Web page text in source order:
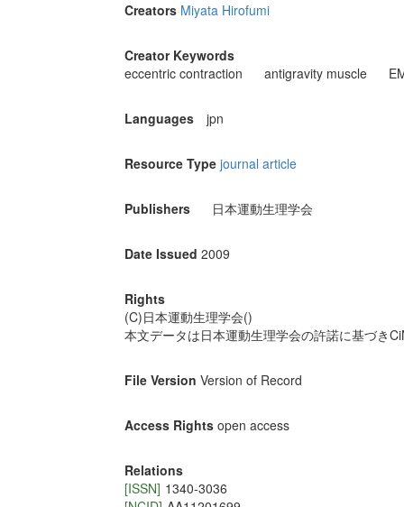
Creators Miyata Hirofumi
Creator Keywords
eccentric contraction
antigravity muscle
Languages jpn
Resource Type journal article
Publishers 日本運動生理学会
Date Issued 2009
Rights
(C)日本運動生理学会()
本文データは日本運動生理学会の許諾に基づき
File Version Version of Record
Access Rights open access
Relations
[ISSN] 1340-3036